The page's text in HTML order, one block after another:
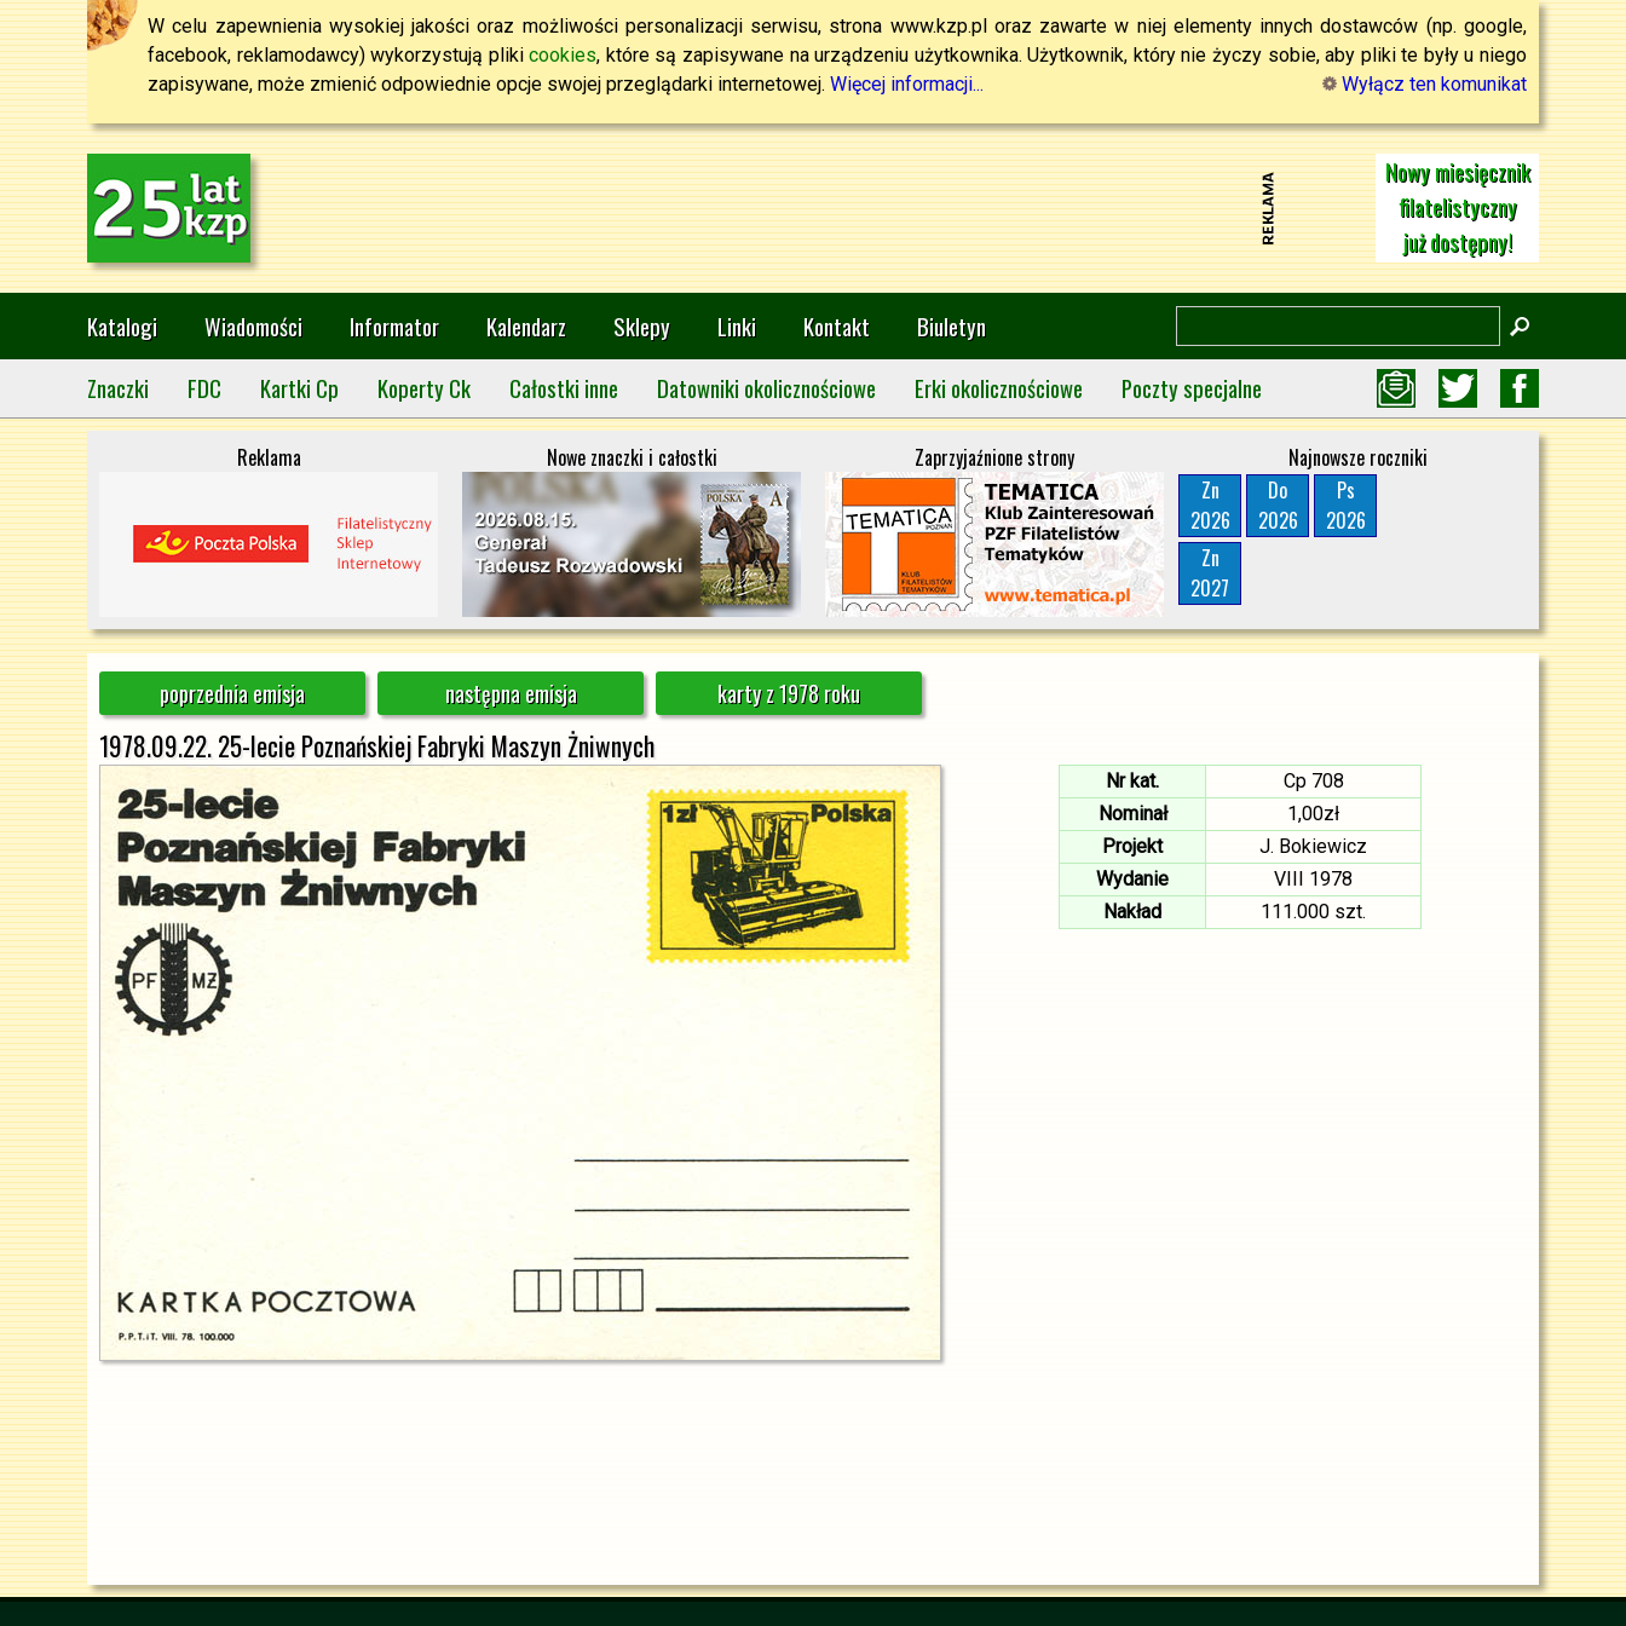
W celu zapewnienia wysokiej jakości oraz możliwości personalizacji serwisu, strona www.kzp.pl oraz zawarte w niej elementy innych dostawców (np. google,
facebook, reklamodawcy) wykorzystują plikicookies, które są zapisywane na urządzeniu użytkownika. Użytkownik, który nie życzy sobie, aby pliki te były u niego
zapisywane, może zmienić odpowiednie opcje swojej przeglądarki internetowej. Więcej informacji... Wyłącz ten komunikat
Nowy miesięcznik
filatelistyczny
już dostępny!
Katalogi Wiadomości Informator Kalendarz Sklepy Linki Kontakt
Biuletyn
Znaczki
FDC Kartki Cp Koperty Ck Całostki inne Datowniki okolicznościowe Erki okolicznościowe Poczty specjalne
Reklama Nowe znaczki i całostki Zaprzyjaźnione strony
Najnowsze roczniki
Zn
2026
Do
2026
Ps
2026
Zn
2027
poprzednia emisja następna emisja karty z 1978 roku
1978.09.22. 25-lecie Poznańskiej Fabryki Maszyn Żniwnych
Nr kat.
Cp 708
Nominał
1,00zł
Projekt
J. Bokiewicz
Wydanie
VIII 1978
Nakład
111.000 szt.